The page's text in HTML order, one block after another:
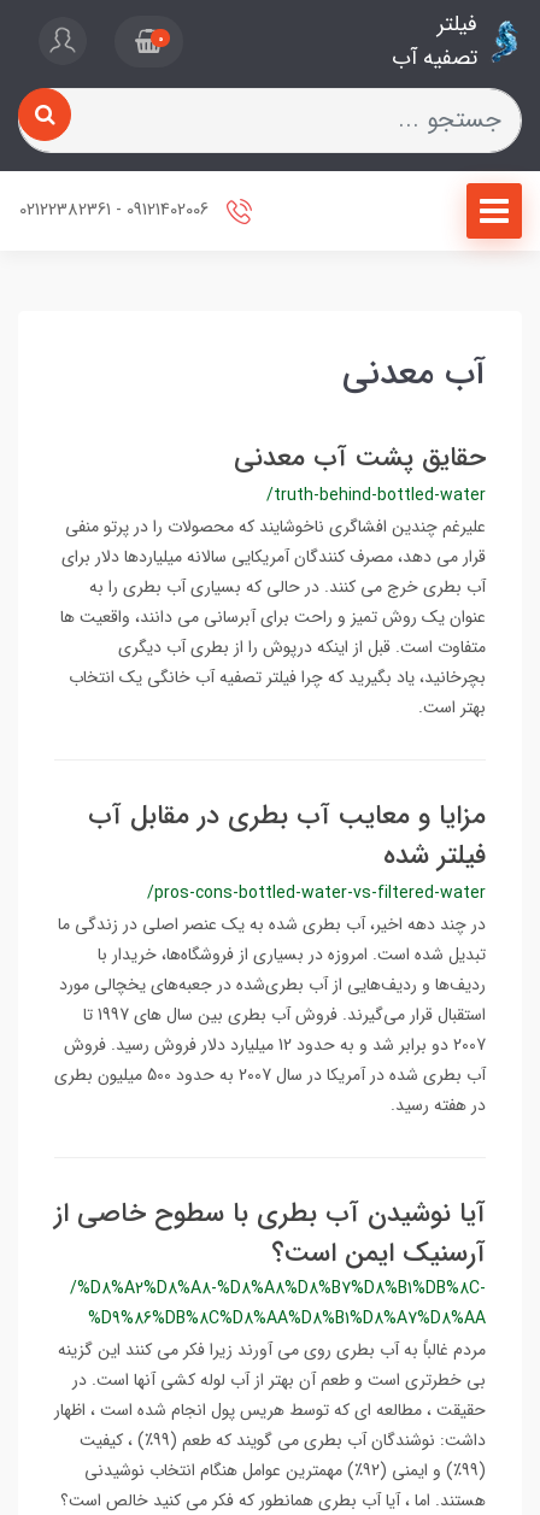
فیلتر
تصفیه آب
0
آب معدنی
حقایق پشت آب معدنی
/truth-behind-bottled-water
علیرغم چندین افشاگری ناخوشایند که محصولات را در پرتو منفی
قرار می دهد، مصرف کنندگان آمریکایی سالانه میلیاردها دلار برای
آب بطری خرج می کنند. در حالی که بسیاری آب بطری را به
عنوان یک روش تمیز و راحت برای آبرسانی می دانند، واقعیت ها
متفاوت است. قبل از اینکه درپوش را از بطری آب دیگری
بچرخانید، یاد بگیرید که چرا فیلتر تصفیه آب خانگی یک انتخاب
بهتر است.
مزایا و معایب آب بطری در مقابل آب
فیلتر شده
/pros-cons-bottled-water-vs-filtered-water
در چند دهه اخیر، آب بطری شده به یک عنصر اصلی در زندگی ما
تبدیل شده است. امروزه در بسیاری از فروشگاه‌ها، خریدار با
ردیف‌ها و ردیف‌هایی از آب بطری‌شده در جعبه‌های یخچالی مورد
استقبال قرار می‌گیرند. فروش آب بطری بین سال های 1997 تا
2007 دو برابر شد و به حدود 12 میلیارد دلار فروش رسید. فروش
آب بطری شده در آمریکا در سال 2007 به حدود 500 میلیون بطری
در هفته رسید.
آیا نوشیدن آب بطری با سطوح خاصی از
آرسنیک ایمن است؟
/%D8%A2%D8%A8-%D8%A8%D8%B7%D8%B1%DB%8C-
%D9%86%DB%8C%D8%AA%D8%B1%D8%A7%D8%AA
مردم غالباً به آب بطری روی می آورند زیرا فکر می کنند این گزینه
بی خطرتری است و طعم آن بهتر از آب لوله کشی آنها است. در
حقیقت ، مطالعه ای که توسط هریس پول انجام شده است ، اظهار
داشت: نوشندگان آب بطری می گویند كه طعم (99٪) ، كیفیت
(99٪) و ایمنی (92٪) مهمترین عوامل هنگام انتخاب نوشیدنی
هستند. اما ، آیا آب بطری همانطور که فکر می کنید خالص است؟